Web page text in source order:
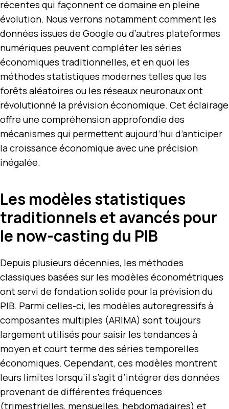
récentes qui façonnent ce domaine en pleine
évolution. Nous verrons notamment comment les
données issues de Google ou d’autres plateformes
numériques peuvent compléter les séries
économiques traditionnelles, et en quoi les
méthodes statistiques modernes telles que les
forêts aléatoires ou les réseaux neuronaux ont
révolutionné la prévision économique. Cet éclairage
offre une compréhension approfondie des
mécanismes qui permettent aujourd’hui d’anticiper
la croissance économique avec une précision
inégalée.
Les modèles statistiques
traditionnels et avancés pour
le now-casting du PIB
Depuis plusieurs décennies, les méthodes
classiques basées sur les modèles économétriques
ont servi de fondation solide pour la prévision du
PIB. Parmi celles-ci, les modèles autoregressifs à
composantes multiples (ARIMA) sont toujours
largement utilisés pour saisir les tendances à
moyen et court terme des séries temporelles
économiques. Cependant, ces modèles montrent
leurs limites lorsqu’il s’agit d’intégrer des données
provenant de différentes fréquences
(trimestrielles, mensuelles, hebdomadaires) et